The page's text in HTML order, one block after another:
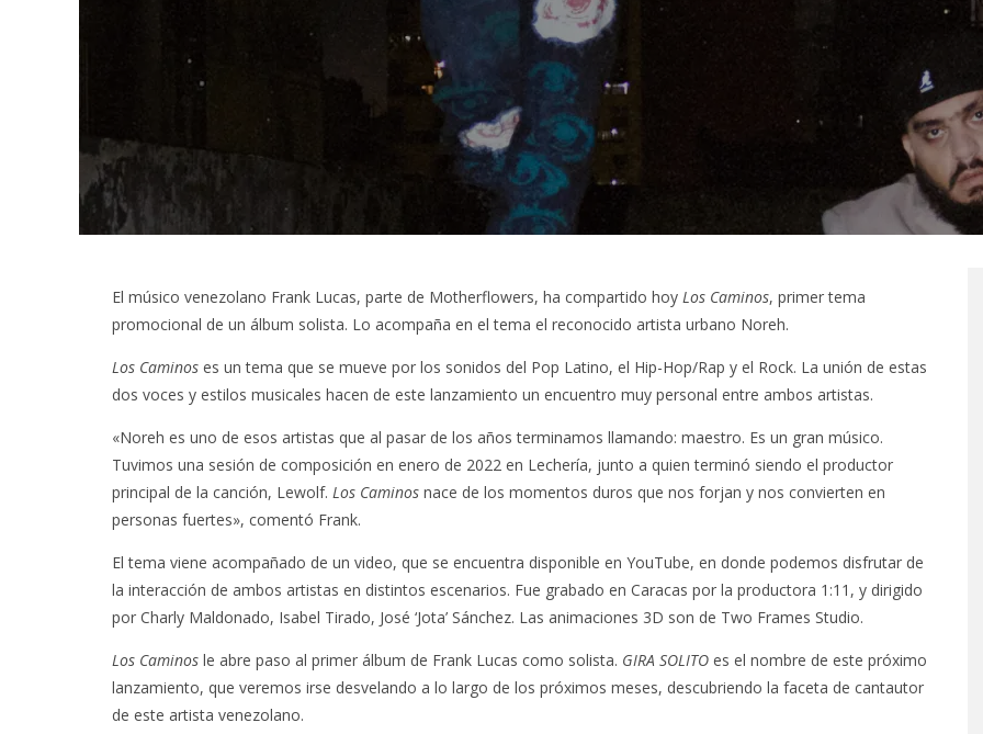
El músico venezolano Frank Lucas, parte de Motherflowers, ha compartido hoy Los Caminos, primer tema
promocional de un álbum solista. Lo acompaña en el tema el reconocido artista urbano Noreh.
Los Caminos es un tema que se mueve por los sonidos del Pop Latino, el Hip-Hop/Rap y el Rock. La unión de estas
dos voces y estilos musicales hacen de este lanzamiento un encuentro muy personal entre ambos artistas.
«Noreh es uno de esos artistas que al pasar de los años terminamos llamando: maestro. Es un gran músico.
Tuvimos una sesión de composición en enero de 2022 en Lechería, junto a quien terminó siendo el productor
principal de la canción, Lewolf. Los Caminos nace de los momentos duros que nos forjan y nos convierten en
personas fuertes», comentó Frank.
El tema viene acompañado de un video, que se encuentra disponible en YouTube, en donde podemos disfrutar de
la interacción de ambos artistas en distintos escenarios. Fue grabado en Caracas por la productora 1:11, y dirigido
por Charly Maldonado, Isabel Tirado, José ‘Jota’ Sánchez. Las animaciones 3D son de Two Frames Studio.
Los Caminos le abre paso al primer álbum de Frank Lucas como solista. GIRA SOLITO es el nombre de este próximo
lanzamiento, que veremos irse desvelando a lo largo de los próximos meses, descubriendo la faceta de cantautor
de este artista venezolano.